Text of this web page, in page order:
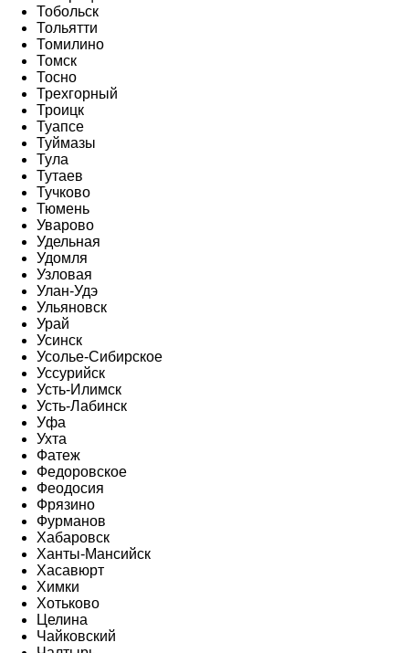
Тобольск
Тольятти
Томилино
Томск
Тосно
Трехгорный
Троицк
Туапсе
Туймазы
Тула
Тутаев
Тучково
Тюмень
Уварово
Удельная
Удомля
Узловая
Улан-Удэ
Ульяновск
Урай
Усинск
Усолье-Сибирское
Уссурийск
Усть-Илимск
Усть-Лабинск
Уфа
Ухта
Фатеж
Федоровское
Феодосия
Фрязино
Фурманов
Хабаровск
Ханты-Мансийск
Хасавюрт
Химки
Хотьково
Целина
Чайковский